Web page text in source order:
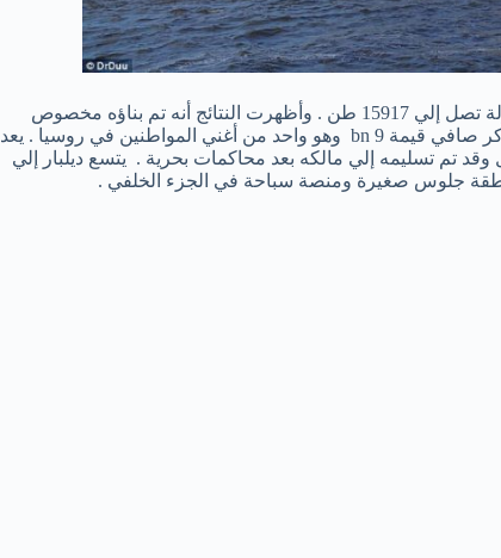
وهو أكبر يخت في العالم من حيث حجم التداول الداخلي مع حمولة تصل إلي 15917 طن . وأظهرت النتائج أنه تم بناؤه مخصوص
للملياردير البالغ من العمر 62 عاماً وهو أليشر عثمانوف، والذي ذكر صافي قيمة 9 bn وهو واحد من أغني المواطنين في روسيا . يعد
وقد تم تسليمه إلي مالكه بعد محاكمات بحرية . يتسع ديلبار إلي
جلوس صغيرة ومنصة سباحة في الجزء الخلفي .